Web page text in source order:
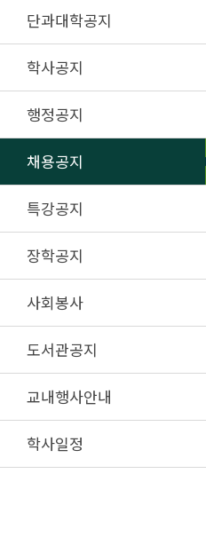
단과대학공지
학사공지
행정공지
채용공지
특강공지
장학공지
사회봉사
도서관공지
교내행사안내
학사일정